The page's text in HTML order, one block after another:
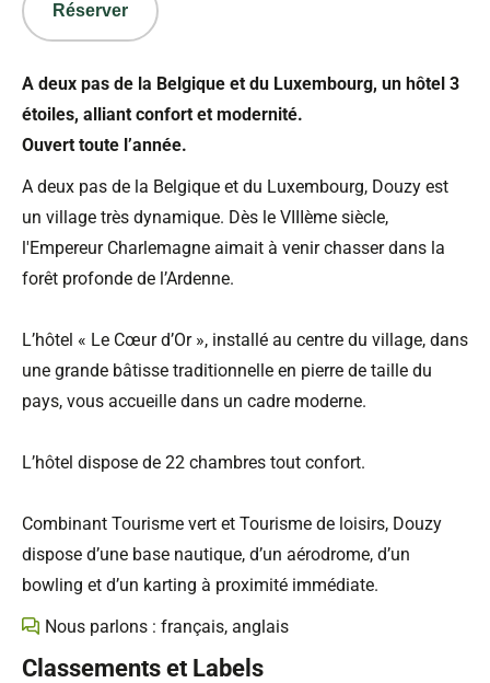
A deux pas de la Belgique et du Luxembourg, un hôtel 3
étoiles, alliant confort et modernité.
Ouvert toute l’année.
A deux pas de la Belgique et du Luxembourg, Douzy est
un village très dynamique. Dès le VIIIème siècle,
l'Empereur Charlemagne aimait à venir chasser dans la
forêt profonde de l’Ardenne.
L’hôtel « Le Cœur d’Or », installé au centre du village, dans
une grande bâtisse traditionnelle en pierre de taille du
pays, vous accueille dans un cadre moderne.
L’hôtel dispose de 22 chambres tout confort.
Combinant Tourisme vert et Tourisme de loisirs, Douzy
dispose d’une base nautique, d’un aérodrome, d’un
bowling et d’un karting à proximité immédiate.
Nous parlons : français, anglais
Classements et Labels
Réserver